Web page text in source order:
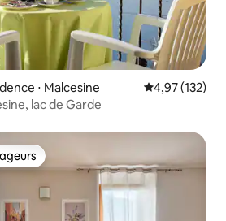
⋅ Malcesine Évaluation
4,97 (132)
lac de Garde
les plus appréciés